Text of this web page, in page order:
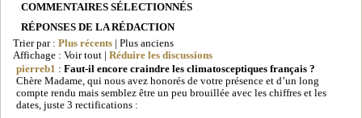
COMMENTAIRES SÉLECTIONNÉS
RÉPONSES DE LA RÉDACTION
Trier par : Plus récents | Plus anciens
Affichage : Voir tout | Réduire les discussions
pierreb1 : Faut-il encore craindre les climatosceptiques français ?
Chère Madame, qui nous avez honorés de votre présence et d’un long
compte rendu mais semblez être un peu brouillée avec les chiffres et les
dates, juste 3 rectifications :